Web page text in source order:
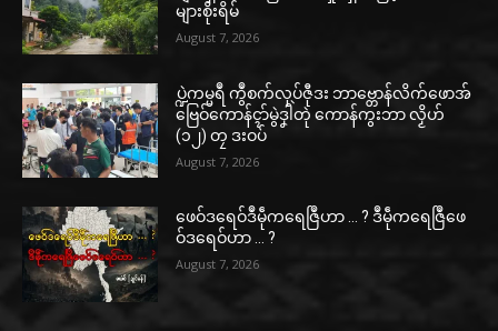
များစိုးရိမ်
August 7, 2026
ပ္ဍဲကမ္မရဳ ကွဳစက်လုပ်ဇီုဒး ဘာဗ္တောန်လိက်ဖောအ်
ဗြေဝ်ကောန်ၚာ်မွဲဒၞါဲတုဲ ကောန်ကွးဘာ လၟိဟ်
(၁၂) တၠ ဒးဝပ်
August 7, 2026
ဖေဝ်ဒရေဝ်ဒဳမဵုကရေဇြဳဟာ … ? ဒဳမဵုကရေဇြဳဖေ
ဝ်ဒရေဝ်ဟာ … ?
August 7, 2026